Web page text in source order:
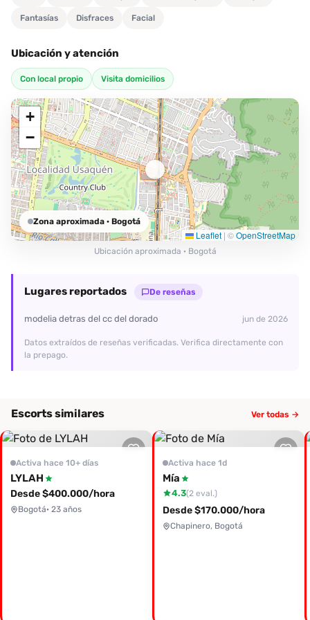
Fantasías Disfraces Facial
Ubicación y atención
Con local propio Visita domicilios
+
−
Leaflet | ©OpenStreetMap
Zona aproximada · Bogotá
Ubicación aproximada · Bogotá
Lugares reportados De reseñas
modelia detras del cc del dorado jun de 2026
Datos extraídos de reseñas verificadas. Verifica directamente con
la prepago.
Escorts similares Ver todas →
Activa hace 10+ días
LYLAH
Desde $400.000/hora
Bogotá· 23 años
Activa hace 1d
Mía
4.3(2 eval.)
Desde $170.000/hora
Chapinero, Bogotá